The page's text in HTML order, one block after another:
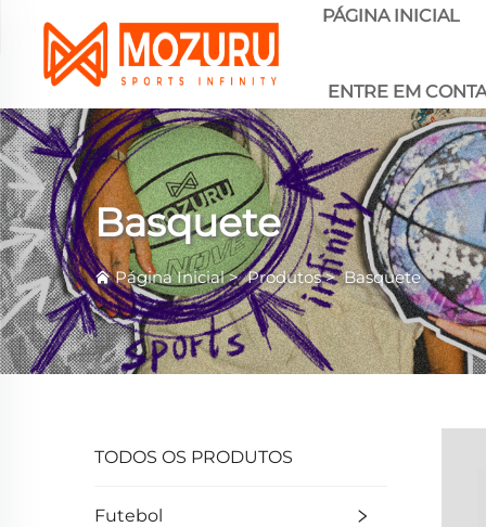
PÁGINA INICIAL
ENTRE EM
Basquete
Página Inicial>Produtos>Basquete
TODOS OS PRODUTOS
Futebol